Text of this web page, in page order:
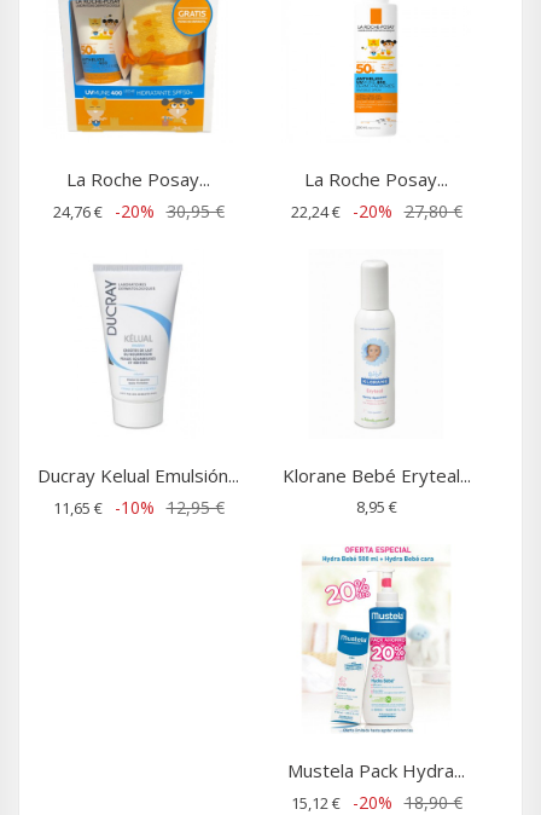
La Roche Posay...
24,76 € -20% 30,95 €
La Roche Posay...
22,24 € -20% 27,80 €
Ducray Kelual Emulsión...
11,65 € -10% 12,95 €
Klorane Bebé Eryteal...
8,95 €
Mustela Pack Hydra...
15,12 € -20% 18,90 €